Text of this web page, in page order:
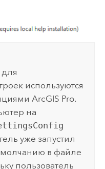
используются
ArcGIS Pro.
на
уже запустил
в файле
пользователь